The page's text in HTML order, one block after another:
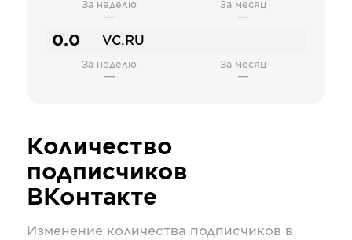
За неделю
—
За месяц
—
0.0 VC.RU
За неделю
—
За месяц
—
Количество
подписчиков
ВКонтакте
Изменение количества подписчиков в